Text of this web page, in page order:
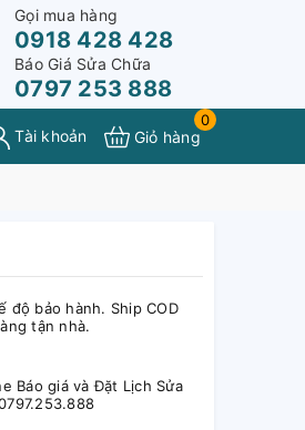
Gọi mua hàng
0918 428 428
Báo Giá Sửa Chữa
0797 253 888
Tài khoản
0
Giỏ hàng
độ bảo hành. Ship COD
tận nhà.
Báo giá và Đặt Lịch Sửa